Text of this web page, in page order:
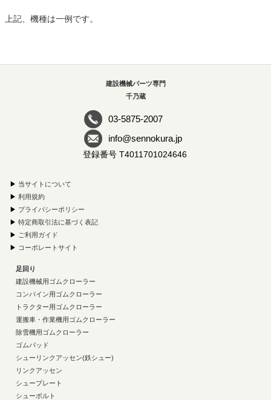
上記、機種は一例です。
建設機械パーツ専門
千乃蔵
03-5875-2007
info@sennokura.jp
登録番号 T4011701024646
▶ 当サイトについて
▶ 利用規約
▶ プライバシーポリシー
▶ 特定商取引法に基づく表記
▶ ご利用ガイド
▶ コーポレートサイト
足回り
建設機械用ゴムクローラー
コンバイン用ゴムクローラー
トラクター用ゴムクローラー
運搬車・作業機用ゴムクローラー
除雪機用ゴムクローラー
ゴムパッド
シューリンクアッセン(鉄シュー)
リンクアッセン
シュープレート
シューボルト